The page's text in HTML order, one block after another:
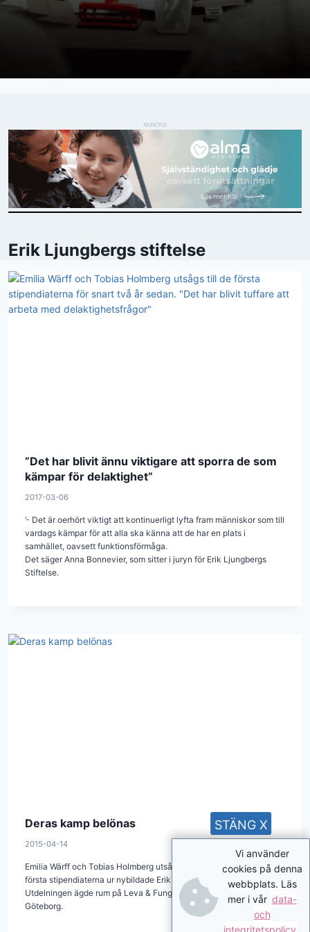
ANNONS
Erik Ljungbergs stiftelse
”Det har blivit ännu viktigare att sporra de som
kämpar för delaktighet”
2017-03-06
’- Det är oerhört viktigt att kontinuerligt lyfta fram människor som till
vardags kämpar för att alla ska känna att de har en plats i
samhället, oavsett funktionsförmåga.
Det säger Anna Bonnevier, som sitter i juryn för Erik Ljungbergs
Stiftelse.
Deras kamp belönas
2015-04-14
Emilia Wärff och Tobias Holmberg utsågs på tisdagen till de allra
första stipendiaterna ur nybildade Erik Ljungbergs Stiftelse.
Utdelningen ägde rum på Leva & Fungera på Svenska Mässan i
Göteborg.
Vi använder
cookies på denna
webbplats. Läs
mer i vår data-
och
integritetspolicy
STÄNG X